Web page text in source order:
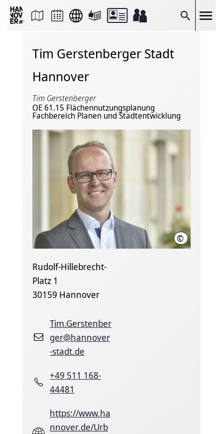
Suche
Seite
FacebookTim Gerstenberger Stadt
Hannover
Tim Gerstenberger
OE 61.15 Flächennutzungsplanung
Fachbereich Planen und Stadtentwicklung
© H. Scheffen
Rudolf-Hillebrecht-
Platz 1
30159 Hannover
Tim.Gerstenber
ger@hannover
-stadt.de
+49 511 168-
44481
https://www.ha
nnover.de/Urb